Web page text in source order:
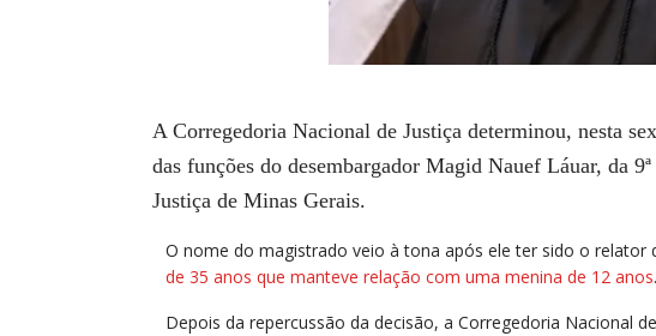
A Corregedoria Nacional de Justiça determinou, nesta
das funções do desembargador Magid Nauef Láuar, da
Justiça de Minas Gerais.
O nome do magistrado veio à tona após ele ter sido o
de 35 anos que manteve relação com uma menina de 12 anos.
Depois da repercussão da decisão, a Corregedoria Nacional